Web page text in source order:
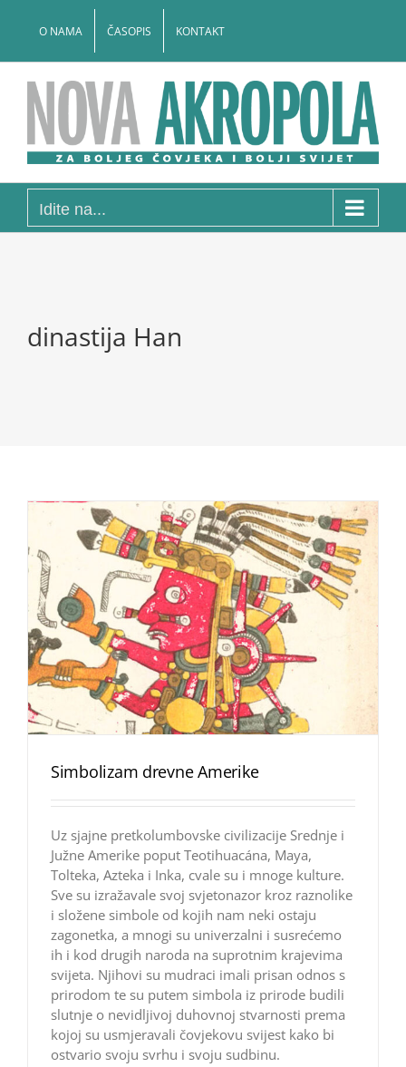
O NAMA ČASOPIS KONTAKT
Idite na...
dinastija Han
Simbolizam drevne Amerike
Uz sjajne pretkolumbovske civilizacije Srednje i
Južne Amerike poput Teotihuacána, Maya,
Tolteka, Azteka i Inka, cvale su i mnoge kulture.
Sve su izražavale svoj svjetonazor kroz raznolike
i složene simbole od kojih nam neki ostaju
zagonetka, a mnogi su univerzalni i susrećemo
ih i kod drugih naroda na suprotnim krajevima
svijeta. Njihovi su mudraci imali prisan odnos s
prirodom te su putem simbola iz prirode budili
slutnje o nevidljivoj duhovnoj stvarnosti prema
kojoj su usmjeravali čovjekovu svijest kako bi
ostvario svoju svrhu i svoju sudbinu.